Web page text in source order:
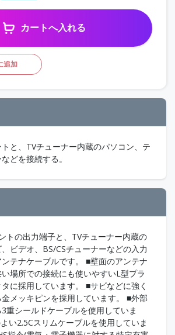
カートへ入れる
追加
と、TVチューナー内蔵のパソコン、テ
どを接続する。
トの出力端子と、TVチューナー内蔵の
ビデオ、BS/CSチューナーなどの入力
テナケーブルです。 ■壁面のアンテナ
場所での接続にも使いやすいL型プラ
に採用しています。 ■サビなどに強く
メッキピンを採用しています。 ■外部
重シールドケーブルを使用していま
い2.5Cスリムケーブルを使用していま